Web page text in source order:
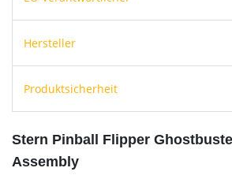
Hersteller
Produktsicherheit
Stern Pinball Flipper
Assembly